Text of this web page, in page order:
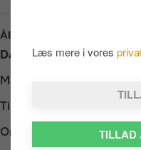
Læs mere i vores
TILLAD
ÅBNINGSTIDER
Dag
Mandag
Tirsdag
Onsdag